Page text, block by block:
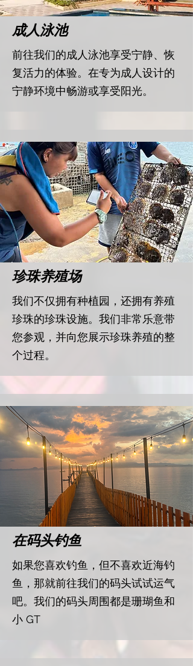
​成人泳池
​前往我们的成人泳池享受宁静、恢
复活力的体验。在专为成人设计的
宁静环境中畅游或享受阳光。
​珍珠养殖场
​我们不仅拥有种植园，还拥有养殖
珍珠的珍珠设施。我们非常乐意带
您参观，并向您展示珍珠养殖的整
个过程。
​在码头钓鱼
​如果您喜欢钓鱼，但不喜欢近海钓
鱼，那就前往我们的码头试试运气
吧。我们的码头周围都是珊瑚鱼和
小 GT